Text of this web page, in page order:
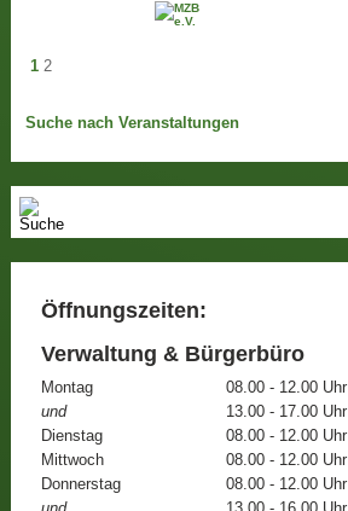
1 2
Suche nach Veranstaltungen
Öffnungszeiten:
Verwaltung & Bürgerbüro
Montag
08.00 - 12.00 Uhr
und
13.00 - 17.00 Uhr
Dienstag
08.00 - 12.00 Uhr
Mittwoch
08.00 - 12.00 Uhr
Donnerstag
08.00 - 12.00 Uhr